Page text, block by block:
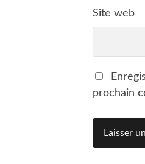
Site web
prochain